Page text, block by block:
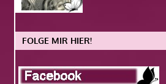
FOLGE MIR HIER!